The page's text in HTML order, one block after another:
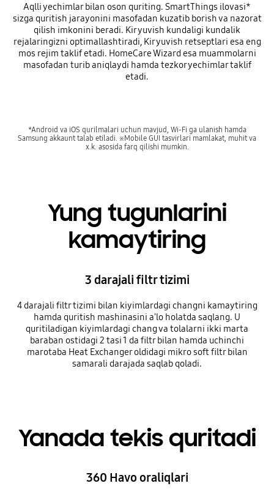
Aqlli yechimlar bilan oson quriting. SmartThings ilovasi*
sizga quritish jarayonini masofadan kuzatib borish va nazorat
qilish imkonini beradi. Kir yuvish kundaligi kundalik
rejalaringizni optimallashtiradi, Kir yuvish retseptlari esa eng
mos rejim taklif etadi. HomeCare Wizard esa muammolarni
masofadan turib aniqlaydi hamda tezkor yechimlar taklif
etadi.
*Android va iOS qurilmalari uchun mavjud, Wi-Fi ga ulanish hamda
Samsung akkaunt talab etiladi. ※Mobile GUI tasvirlari mamlakat, muhit va
x.k. asosida farq qilishi mumkin.
Yung tugunlarini
kamaytiring
3 darajali filtr tizimi
4 darajali filtr tizimi bilan kiyimlardagi changni kamaytiring
hamda quritish mashinasini a'lo holatda saqlang. U
quritiladigan kiyimlardagi chang va tolalarni ikki marta
baraban ostidagi 2 tasi 1 da filtr bilan hamda uchinchi
marotaba Heat Exchanger oldidagi mikro soft filtr bilan
samarali darajada saqlab qoladi.
Yanada tekis quritadi
360 Havo oraliqlari